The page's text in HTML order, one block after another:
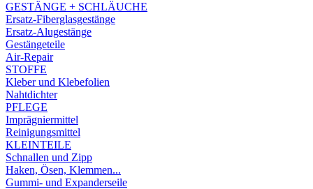
GESTÄNGE + SCHLÄUCHE
Ersatz-Fiberglasgestänge
Ersatz-Alugestänge
Gestängeteile
Air-Repair
STOFFE
Kleber und Klebefolien
Nahtdichter
PFLEGE
Imprägniermittel
Reinigungsmittel
KLEINTEILE
Schnallen und Zipp
Haken, Ösen, Klemmen...
Gummi- und Expanderseile